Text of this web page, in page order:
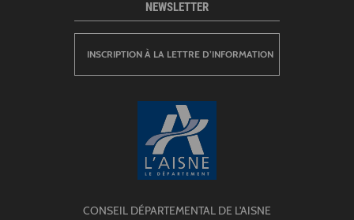
CONSEIL DÉPARTEMENTAL DE L'AISNE
NEWSLETTER
INSCRIPTION À LA LETTRE D’INFORMATION